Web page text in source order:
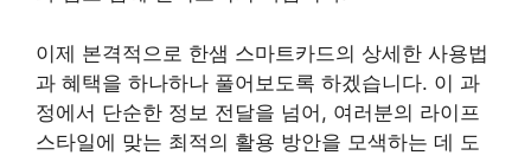
이제 본격적으로 한샘 스마트카드의 상세한 사용법
과 혜택을 하나하나 풀어보도록 하겠습니다. 이 과
정에서 단순한 정보 전달을 넘어, 여러분의 라이프
스타일에 맞는 최적의 활용 방안을 모색하는 데 도